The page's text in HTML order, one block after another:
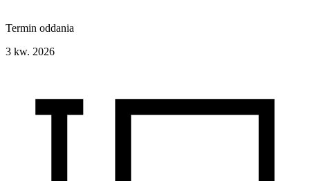
Termin oddania
3 kw. 2026